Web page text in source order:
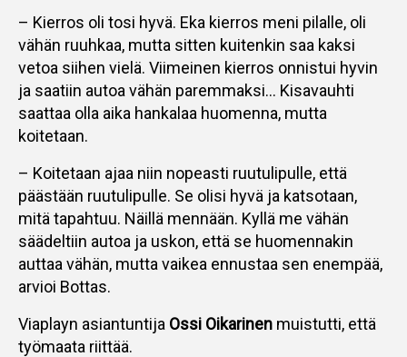
– Kierros oli tosi hyvä. Eka kierros meni pilalle, oli
vähän ruuhkaa, mutta sitten kuitenkin saa kaksi
vetoa siihen vielä. Viimeinen kierros onnistui hyvin
ja saatiin autoa vähän paremmaksi… Kisavauhti
saattaa olla aika hankalaa huomenna, mutta
koitetaan.
– Koitetaan ajaa niin nopeasti ruutulipulle, että
päästään ruutulipulle. Se olisi hyvä ja katsotaan,
mitä tapahtuu. Näillä mennään. Kyllä me vähän
säädeltiin autoa ja uskon, että se huomennakin
auttaa vähän, mutta vaikea ennustaa sen enempää,
arvioi Bottas.
Viaplayn asiantuntija Ossi Oikarinen muistutti, että
työmaata riittää.